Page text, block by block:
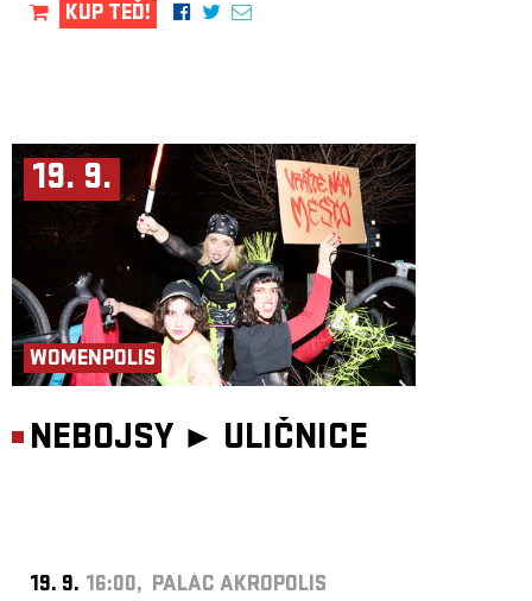
KUP TEĎ!
19. 9.
WOMENPOLIS
NEBOJSY ► ULIČNICE
19. 9. 16:00, PALÁC AKROPOLIS